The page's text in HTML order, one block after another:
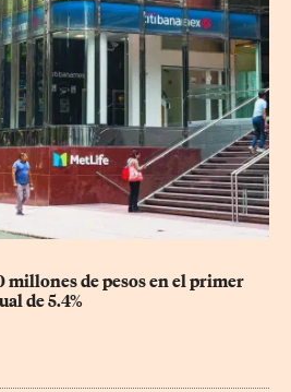
millones de pesos en el primer
de 5.4%